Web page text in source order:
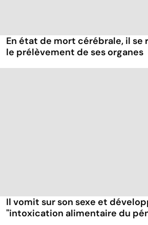
En état de mort cérébrale, il se
le prélèvement de ses organes
Il vomit sur son sexe et
"intoxication alimentaire du